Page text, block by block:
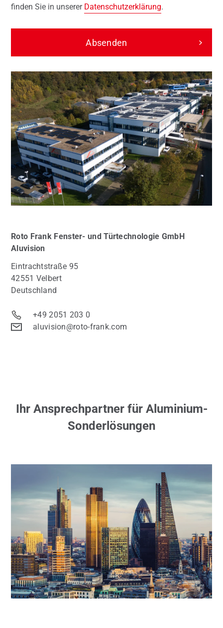
Roto Frank Fenster- und Türtechnologie GmbH
Aluvision
Eintrachtstraße 95
42551 Velbert
Deutschland
+49 2051 203 0
aluvision@roto-frank.com
finden Sie in unserer Datenschutzerklärung.
Absenden
Ihr Ansprechpartner für Aluminium-
Sonderlösungen